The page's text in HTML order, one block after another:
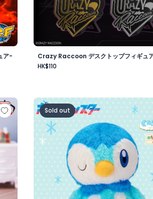
ア-
Crazy Raccoon デスクトップフィギュ
HK$110
にされていた件 フィギュア -椎名真昼-
ポケットモンスター めちゃもふ
Sold out